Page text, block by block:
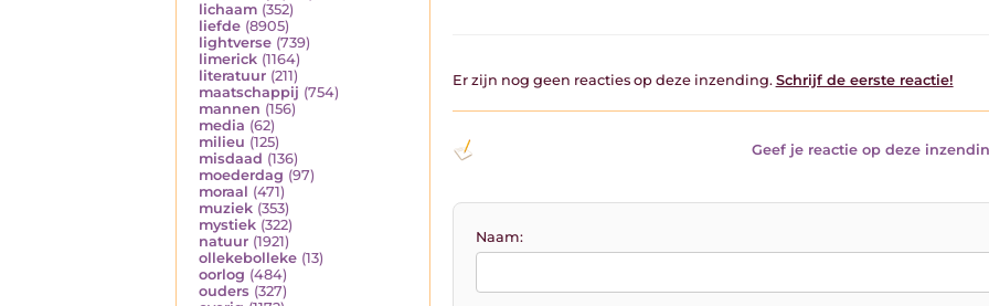
lichaam (352)
liefde (8905)
lightverse (739)
limerick (1164)
literatuur (211)
maatschappij (754)
mannen (156)
media (62)
milieu (125)
misdaad (136)
moederdag (97)
moraal (471)
muziek (353)
mystiek (322)
natuur (1921)
ollekebolleke (13)
oorlog (484)
ouders (327)
Er zijn nog geen reacties op deze inzending. Schrijf de eerste reactie!
Geef je reactie op deze
Naam: